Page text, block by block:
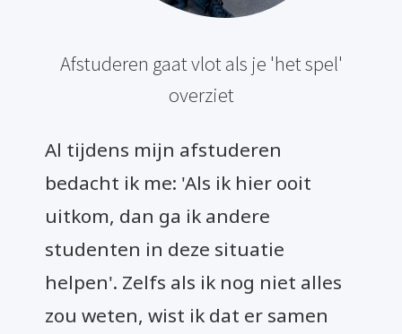
Afstuderen gaat vlot als je 'het spel'
overziet
Al tijdens mijn afstuderen
bedacht ik me: 'Als ik hier ooit
uitkom, dan ga ik andere
studenten in deze situatie
helpen'. Zelfs als ik nog niet alles
zou weten, wist ik dat er samen